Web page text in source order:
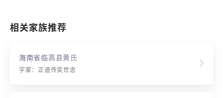
相关家族推荐
海南省临高县黄氏
字辈：正道传奕世忠